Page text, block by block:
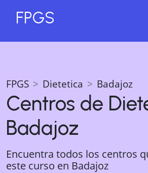
FPGS
FPGS Dietetica Badajoz
Centros de
Badajoz
Encuentra todos los centros
este curso en Badajoz